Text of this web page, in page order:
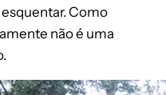
Como
não é uma